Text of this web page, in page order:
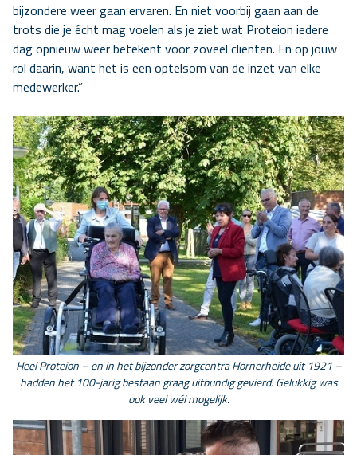
bijzondere weer gaan ervaren. En niet voorbij gaan aan de
trots die je écht mag voelen als je ziet wat Proteion iedere
dag opnieuw weer betekent voor zoveel cliënten. En op jouw
rol daarin, want het is een optelsom van de inzet van elke
medewerker.”
Heel Proteion – en in het bijzonder zorgcentra Hornerheide uit 1921 –
hadden het 100-jarig bestaan graag uitbundig gevierd. Gelukkig was
ook veel wél mogelijk.